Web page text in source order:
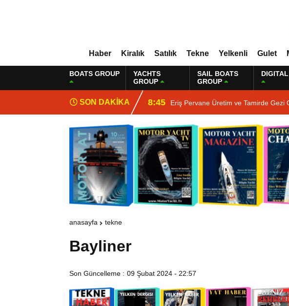
Haber Kiralık Satılık Tekne Yelkenli Gulet
BOATS GROUP
YACHTS
GROUP
SAIL BOATS
GROUP
SON DAKİKA 8:45 Eriş Pervane Üretim ve Tamirde Gezi
anasayfa tekne
Bayliner
Son Güncelleme : 09 Şubat 2024 - 22:57